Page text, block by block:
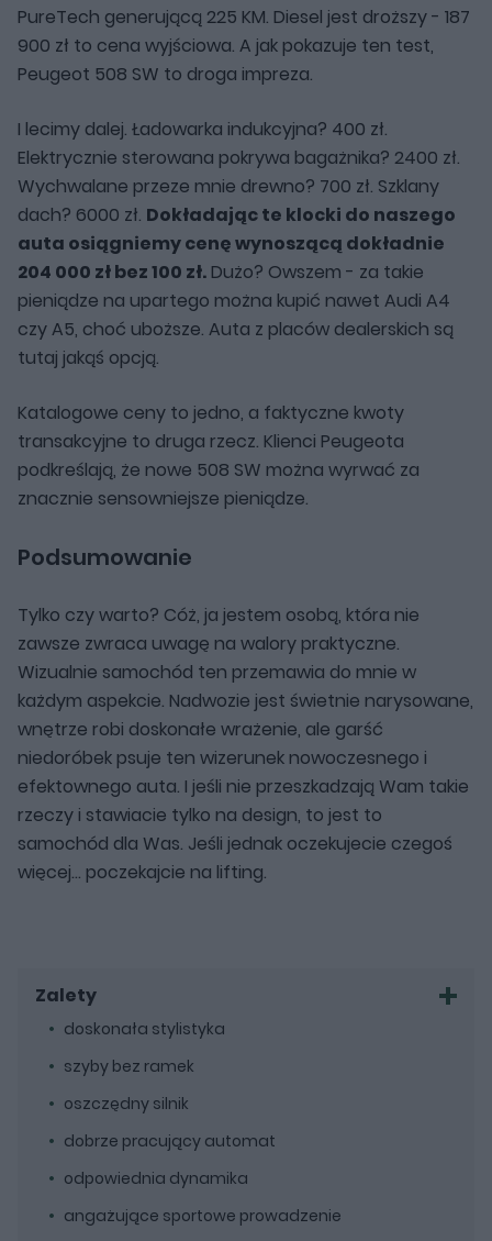
PureTech generującą 225 KM. Diesel jest droższy - 187
900 zł to cena wyjściowa. A jak pokazuje ten test,
Peugeot 508 SW to droga impreza.
I lecimy dalej. Ładowarka indukcyjna? 400 zł.
Elektrycznie sterowana pokrywa bagażnika? 2400 zł.
Wychwalane przeze mnie drewno? 700 zł. Szklany
dach? 6000 zł. Dokładając te klocki do naszego
auta osiągniemy cenę wynoszącą dokładnie
204 000 zł bez 100 zł. Dużo? Owszem - za takie
pieniądze na upartego można kupić nawet Audi A4
czy A5, choć uboższe. Auta z placów dealerskich są
tutaj jakąś opcją.
Katalogowe ceny to jedno, a faktyczne kwoty
transakcyjne to druga rzecz. Klienci Peugeota
podkreślają, że nowe 508 SW można wyrwać za
znacznie sensowniejsze pieniądze.
Podsumowanie
Tylko czy warto? Cóż, ja jestem osobą, która nie
zawsze zwraca uwagę na walory praktyczne.
Wizualnie samochód ten przemawia do mnie w
każdym aspekcie. Nadwozie jest świetnie narysowane,
wnętrze robi doskonałe wrażenie, ale garść
niedoróbek psuje ten wizerunek nowoczesnego i
efektownego auta. I jeśli nie przeszkadzają Wam takie
rzeczy i stawiacie tylko na design, to jest to
samochód dla Was. Jeśli jednak oczekujecie czegoś
więcej... poczekajcie na lifting.
Zalety
doskonała stylistyka
szyby bez ramek
oszczędny silnik
dobrze pracujący automat
odpowiednia dynamika
angażujące sportowe prowadzenie